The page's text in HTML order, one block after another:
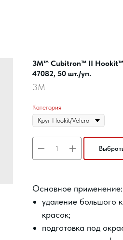
3M™ Cubitron™ II
47082, 50 шт./уп.
3M
Категория
Основное применение:
удаление большого
красок;
подготовка под